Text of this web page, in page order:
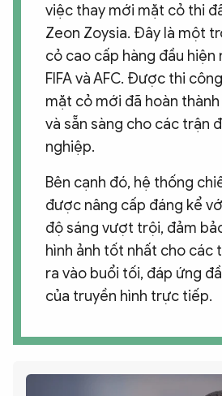
việc thay mới mặt cỏ thi
Zeon Zoysia. Đây là một
cỏ cao cấp hàng đầu hiện
FIFA và AFC. Được thi
mặt cỏ mới đã hoàn
và sẵn sàng cho các trận
nghiệp.
Bên cạnh đó, hệ thống
được nâng cấp đáng kể
độ sáng vượt trội, đảm
hình ảnh tốt nhất cho các
ra vào buổi tối, đáp ứng
của truyền hình trực tiếp.